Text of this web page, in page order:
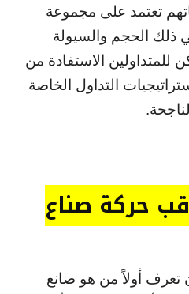
تعتمد على مجموعة
ذلك الحجم والسيولة
للمتداولين الاستفادة من
التداول الخاصة
حركة صناع
تعرف أولاً من هو صانع